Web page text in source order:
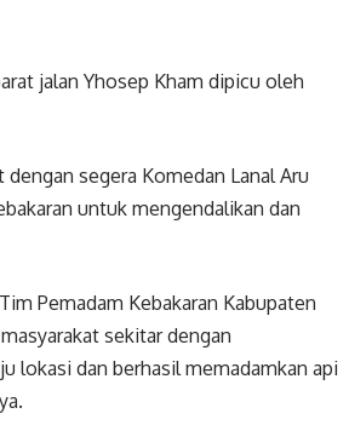
jalan Yhosep Kham dipicu oleh
segera Komedan Lanal Aru
untuk mengendalikan dan
Pemadam Kebakaran Kabupaten
sekitar dengan
lokasi dan berhasil memadamkan api